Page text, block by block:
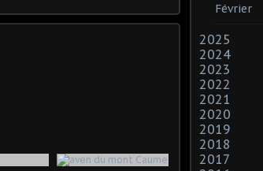
Février
2025
2024
2023
2022
2021
2020
2019
2018
2017